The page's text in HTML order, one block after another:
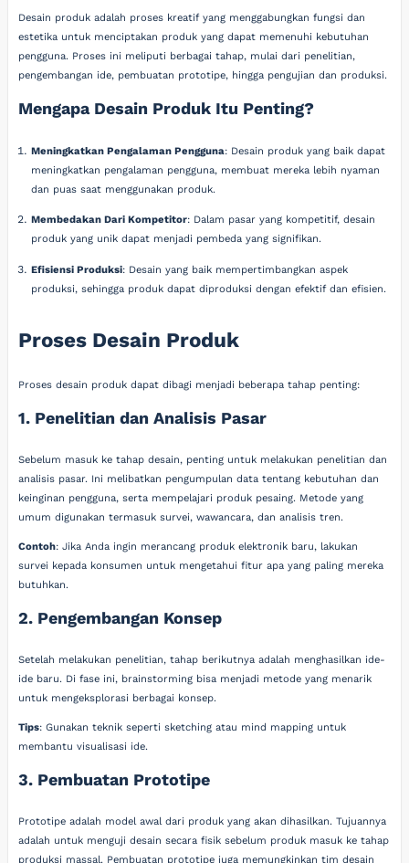
Desain produk adalah proses kreatif yang menggabungkan fungsi dan
estetika untuk menciptakan produk yang dapat memenuhi kebutuhan
pengguna. Proses ini meliputi berbagai tahap, mulai dari penelitian,
pengembangan ide, pembuatan prototipe, hingga pengujian dan produksi.
Mengapa Desain Produk Itu Penting?
Meningkatkan Pengalaman Pengguna: Desain produk yang baik dapat
meningkatkan pengalaman pengguna, membuat mereka lebih nyaman
dan puas saat menggunakan produk.
Membedakan Dari Kompetitor: Dalam pasar yang kompetitif, desain
produk yang unik dapat menjadi pembeda yang signifikan.
Efisiensi Produksi: Desain yang baik mempertimbangkan aspek
produksi, sehingga produk dapat diproduksi dengan efektif dan efisien.
Proses Desain Produk
Proses desain produk dapat dibagi menjadi beberapa tahap penting:
1. Penelitian dan Analisis Pasar
Sebelum masuk ke tahap desain, penting untuk melakukan penelitian dan
analisis pasar. Ini melibatkan pengumpulan data tentang kebutuhan dan
keinginan pengguna, serta mempelajari produk pesaing. Metode yang
umum digunakan termasuk survei, wawancara, dan analisis tren.
Contoh: Jika Anda ingin merancang produk elektronik baru, lakukan
survei kepada konsumen untuk mengetahui fitur apa yang paling mereka
butuhkan.
2. Pengembangan Konsep
Setelah melakukan penelitian, tahap berikutnya adalah menghasilkan ide-
ide baru. Di fase ini, brainstorming bisa menjadi metode yang menarik
untuk mengeksplorasi berbagai konsep.
Tips: Gunakan teknik seperti sketching atau mind mapping untuk
membantu visualisasi ide.
3. Pembuatan Prototipe
Prototipe adalah model awal dari produk yang akan dihasilkan. Tujuannya
adalah untuk menguji desain secara fisik sebelum produk masuk ke tahap
produksi massal. Pembuatan prototipe juga memungkinkan tim desain